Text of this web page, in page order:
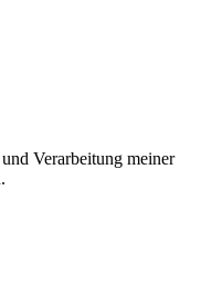
Verarbeitung meiner